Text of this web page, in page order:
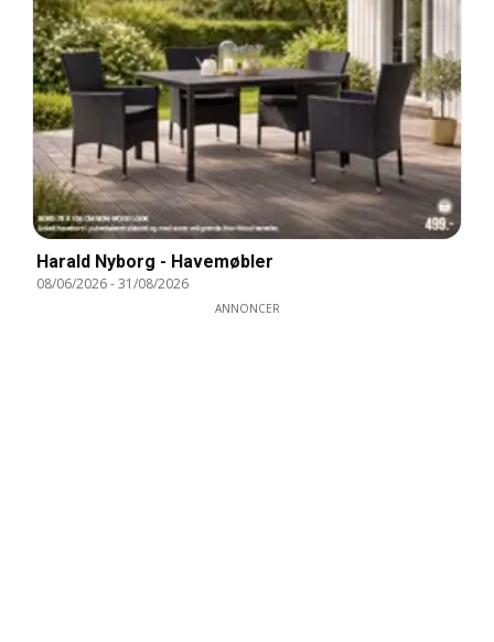
Harald Nyborg - Havemøbler
08/06/2026-31/08/2026
ANNONCER